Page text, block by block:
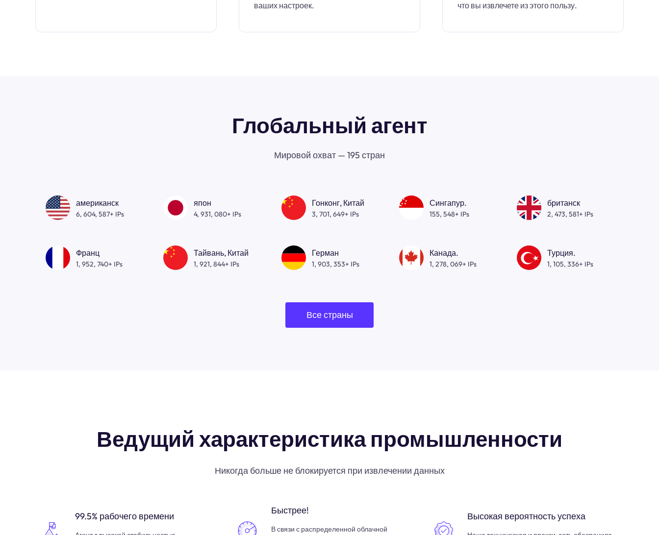
ваших настроек.
что вы извлечете из этого пользу.
Глобальный агент
Мировой охват — 195 стран
американск
6, 604, 587+ IPs
япон
4, 931, 080+ IPs
Гонконг, Китай
3, 701, 649+ IPs
Сингапур.
155, 548+ IPs
британск
2, 473, 581+ IPs
Франц
1, 952, 740+ IPs
Тайвань, Китай
1, 921, 844+ IPs
Герман
1, 903, 353+ IPs
Канада.
1, 278, 069+ IPs
Турция.
1, 105, 336+ IPs
Все страны
Ведущий характеристика промышленности
Никогда больше не блокируется при извлечении данных
99.5% рабочего времени
Быстрее!
В связи с распределенной облачной
Высокая вероятность успеха